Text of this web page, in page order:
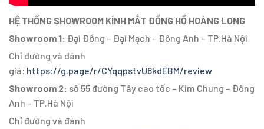
HỆ THỐNG SHOWROOM KÍNH MẮT ĐỒNG HỒ HOÀNG LONG
Showroom 1: Đại Đồng – Đại Mạch – Đông Anh – TP.Hà Nội
Chỉ đường và đánh
giá: https://g.page/r/CYqqpstvU8kdEBM/review
Showroom 2: số 55 đường Tây cao tốc – Kim Chung – Đông
Anh – TP.Hà Nội
Chỉ đường và đánh